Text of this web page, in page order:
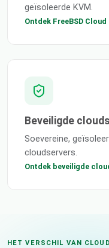
geïsoleerde KVM.
Ontdek FreeBSD
Beveiligde
Soevereine,
cloudservers.
Ontdek beveiligde
HET VERSCHIL VAN